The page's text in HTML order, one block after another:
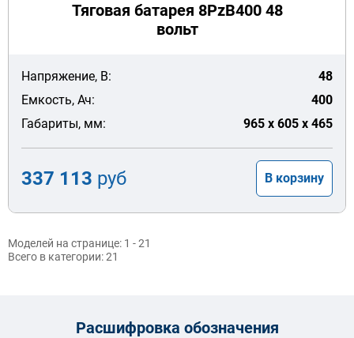
Тяговая батарея 8PzB400 48
вольт
Напряжение, В:
48
Емкость, Ач:
400
Габариты, мм:
965 x 605 x 465
337 113 руб В корзину
Моделей на странице: 1 - 21
Всего в категории:21
Расшифровка обозначения